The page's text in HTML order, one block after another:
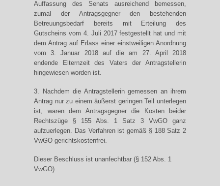
Auffassung des Senats ausreichend bemessen,
zumal der Antragsgegner den bestehenden
Betreuungsbedarf bereits mit Erteilung des
Gutscheins vom 4. Juli 2017 festgestellt hat und mit
dem Antrag auf Erlass einer einstweiligen Anordnung
vom 3. Januar 2018 auf die am 27. April 2018
endende Elternzeit des Vaters der Antragstellerin
hingewiesen worden ist.
3. Nachdem die Antragstellerin gemessen an ihrem
Antrag nur zu einem äußerst geringen Teil unterlegen
ist, waren dem Antragsgegner die Kosten beider
Rechtszüge § 155 Abs. 1 Satz 3 VwGO ganz
aufzuerlegen. Das Verfahren ist gemäß § 188 Satz 2
VwGO gerichtskostenfrei.
Dieser Beschluss ist unanfechtbar (§ 152 Abs. 1
VwGO).